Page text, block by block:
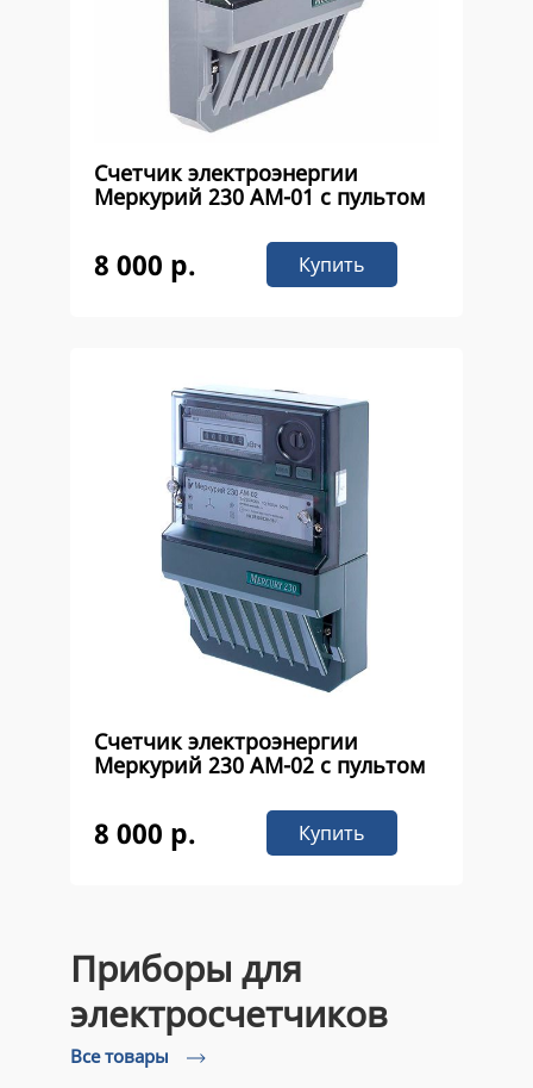
Счетчик электроэнергии
Меркурий 230 AM-01 с пультом
8 000 р. Купить
Счетчик электроэнергии
Меркурий 230 AM-02 с пультом
8 000 р. Купить
Приборы для
электросчетчиков
Все товары